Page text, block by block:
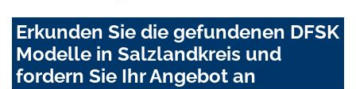
Erkunden Sie die gefundenen DFSK
Modelle in Salzlandkreis und
fordern Sie Ihr Angebot an